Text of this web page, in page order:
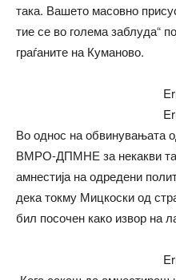
така. Вашето масовно
тие се во голема заблуда“
граѓаните на Куманово.
Во однос на обвинувањата
ВМРО-ДПМНЕ за некакви
амнестија на одредени
дека токму Мицкоски од
бил посочен како извор на